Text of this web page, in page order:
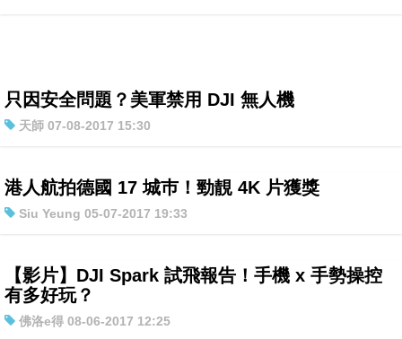
只因安全問題？美軍禁用 DJI 無人機
天師 07-08-2017 15:30
港人航拍德國 17 城巿！勁靚 4K 片獲獎
Siu Yeung 05-07-2017 19:33
【影片】DJI Spark 試飛報告！手機 x 手勢操控
有多好玩？
佛洛e得 08-06-2017 12:25